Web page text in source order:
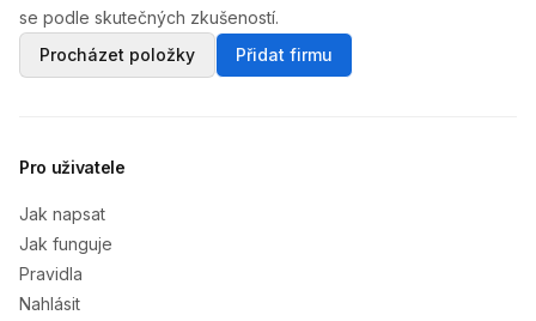
se podle skutečných zkušeností.
Procházet položky
Přidat firmu
Pro uživatele
Jak napsat
Jak funguje
Pravidla
Nahlásit